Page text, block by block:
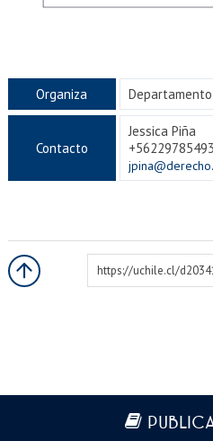
Organiza
Contacto
Jessica Piña
+56229785493
https://uchile.cl/
Más información